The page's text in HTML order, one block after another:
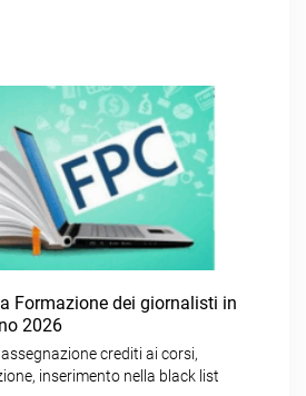
Formazione dei giornalisti in
2026
crediti ai corsi,
inserimento nella black list